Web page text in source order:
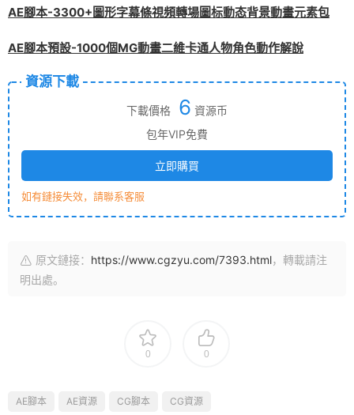
AE腳本-3300+圖形字幕條視頻轉場圖标動态背景動畫元素包
AE腳本預設-1000個MG動畫二維卡通人物角色動作解說
資源下載
下載價格 6 資源币
包年VIP免費
立即購買
如有鏈接失效，請聯系客服
原文鏈接： https://www.cgzyu.com/7393.html，轉載請注
明出處。
0 0
AE腳本 AE資源 CG腳本 CG資源